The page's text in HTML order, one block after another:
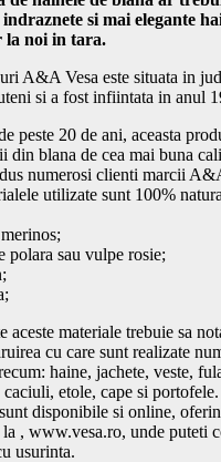
si mai elegante
la noi in tara.
A&A Vesa este situata in
si a fost infiintata in anul
peste 20 de ani, aceasta
din blana de cea mai buna
numerosi clienti marcii
utilizate sunt 100%
polara sau vulpe rosie;
aceste materiale trebuie sa
cu care sunt realizate
haine, jachete, veste,
caciuli, etole, cape si
disponibile si online,
, www.vesa.ro, unde puteti
usurinta.